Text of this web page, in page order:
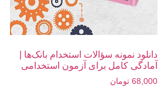
دانلود نمونه سؤالات استخدام بانک‌ها |
آمادگی کامل برای آزمون استخدامی
68,000 تومان